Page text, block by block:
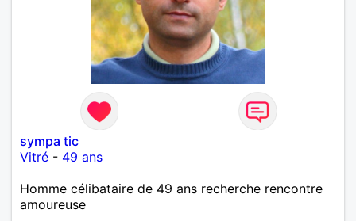
sympa tic
Vitré - 49 ans
Homme célibataire de 49 ans recherche rencontre
amoureuse